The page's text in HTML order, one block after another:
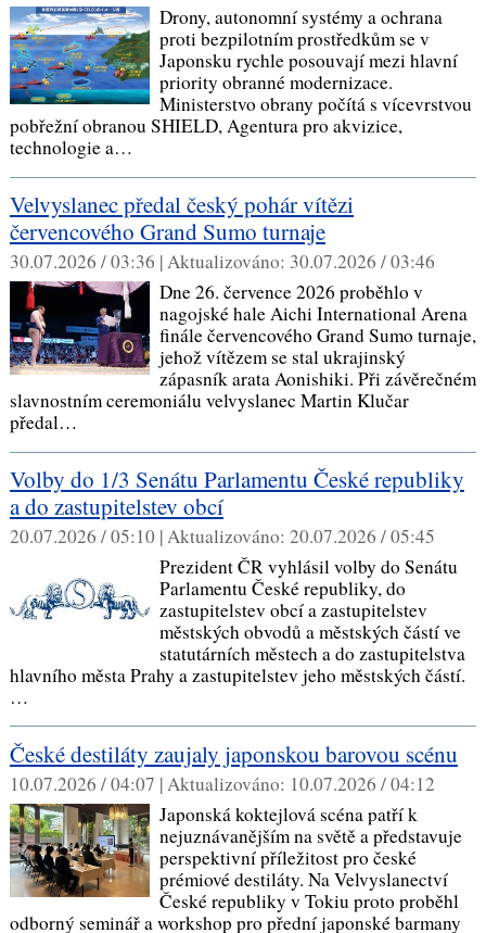
Drony, autonomní systémy a ochrana
proti bezpilotním prostředkům se v
Japonsku rychle posouvají mezi hlavní
priority obranné modernizace.
Ministerstvo obrany počítá s vícevrstvou
pobřežní obranou SHIELD, Agentura pro akvizice,
technologie a…
Velvyslanec předal český pohár vítězi
červencového Grand Sumo turnaje
30.07.2026 / 03:36 |Aktualizováno: 30.07.2026 / 03:46
Dne 26. července 2026 proběhlo v
nagojské hale Aichi International Arena
finále červencového Grand Sumo turnaje,
jehož vítězem se stal ukrajinský
zápasník arata Aonishiki. Při závěrečném
slavnostním ceremoniálu velvyslanec Martin Klučar
předal…
Volby do 1/3 Senátu Parlamentu České republiky
a do zastupitelstev obcí
20.07.2026 / 05:10 |Aktualizováno: 20.07.2026 / 05:45
Prezident ČR vyhlásil volby do Senátu
Parlamentu České republiky, do
zastupitelstev obcí a zastupitelstev
městských obvodů a městských částí ve
statutárních městech a do zastupitelstva
hlavního města Prahy a zastupitelstev jeho městských částí.
…
České destiláty zaujaly japonskou barovou scénu
10.07.2026 / 04:07 |Aktualizováno: 10.07.2026 / 04:12
Japonská koktejlová scéna patří k
nejuznávanějším na světě a představuje
perspektivní příležitost pro české
prémiové destiláty. Na Velvyslanectví
České republiky v Tokiu proto proběhl
odborný seminář a workshop pro přední japonské barmany